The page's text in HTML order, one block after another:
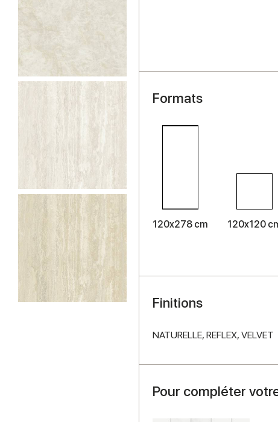
Formats
120x278 cm 120x120
Finitions
NATURELLE, REFLEX, VELVET
Pour compléter